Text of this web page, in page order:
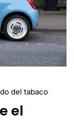
del tabaco
el